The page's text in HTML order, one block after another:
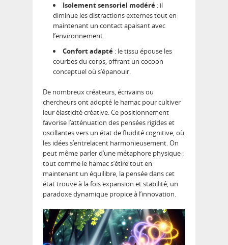
Isolement sensoriel modéré : il
diminue les distractions externes tout en
maintenant un contact apaisant avec
l’environnement.
Confort adapté : le tissu épouse les
courbes du corps, offrant un cocoon
conceptuel où s’épanouir.
De nombreux créateurs, écrivains ou
chercheurs ont adopté le hamac pour cultiver
leur élasticité créative. Ce positionnement
favorise l’atténuation des pensées rigides et
oscillantes vers un état de fluidité cognitive, où
les idées s’entrelacent harmonieusement. On
peut même parler d’une métaphore physique :
tout comme le hamac s’étire tout en
maintenant un équilibre, la pensée dans cet
état trouve à la fois expansion et stabilité, un
paradoxe dynamique propice à l’innovation.